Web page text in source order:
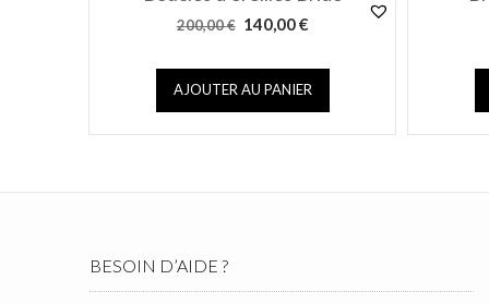
200,00€ Le
initial
était :
200,00 €.
140,00€Le
actuel
est :
140,00 €.
AJOUTER AU PANIER
BESOIN D’AIDE ?